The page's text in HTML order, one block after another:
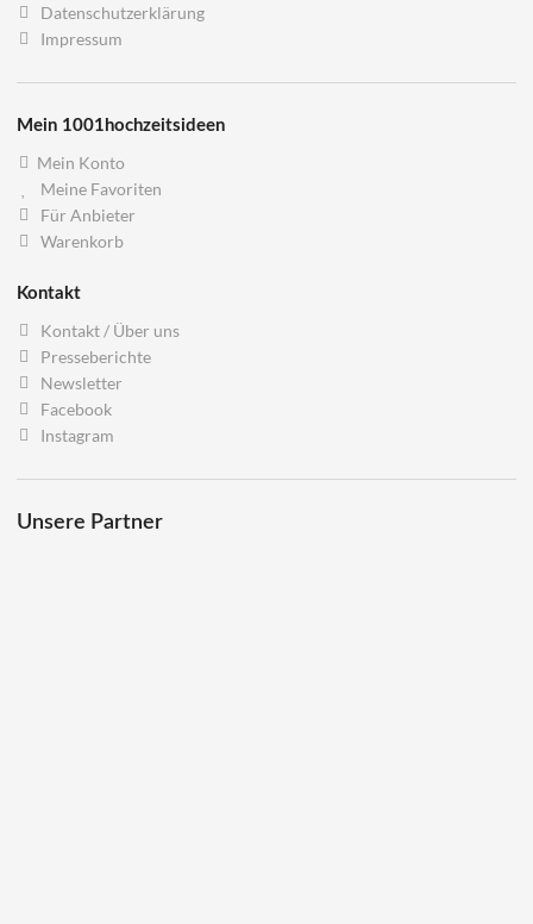
Datenschutzerklärung
Impressum
Mein 1001hochzeitsideen
Mein Konto
Meine Favoriten
Für Anbieter
Warenkorb
Kontakt
Kontakt / Über uns
Presseberichte
Newsletter
Facebook
Instagram
Unsere Partner